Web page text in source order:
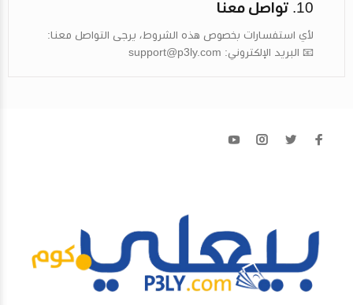
10. تواصل معنا
لأي استفسارات بخصوص هذه الشروط، يرجى التواصل معنا:
📧 البريد الإلكتروني: support@p3ly.com